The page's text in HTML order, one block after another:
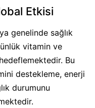
Etkisi
genelinde sağlık
vitamin ve
Bu
destekleme, enerji
durumunu